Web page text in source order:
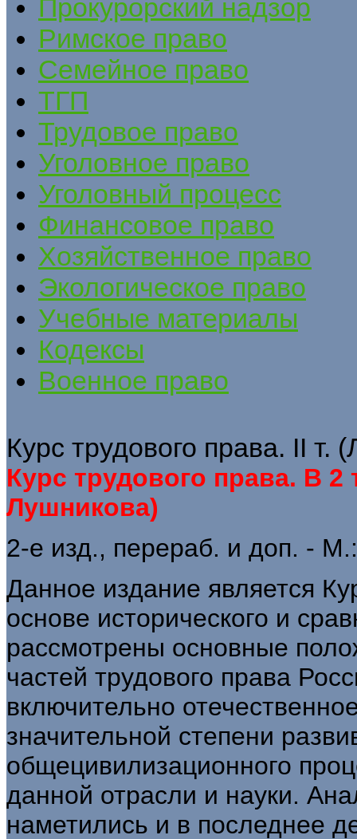
Прокурорский надзор
Римское право
Семейное право
ТГП
Трудовое право
Уголовное право
Уголовный процесс
Финансовое право
Хозяйственное право
Экологическое право
Учебные материалы
Кодексы
Военное право
Курс трудового права. II
Курс трудового права. В
Лушникова)
2-е изд., перераб. и доп. -
Данное издание является
основе исторического и
рассмотрены основные
частей трудового права
включительно
значительной степени
общецивилизационного
данной отрасли и науки.
наметились и в последнее